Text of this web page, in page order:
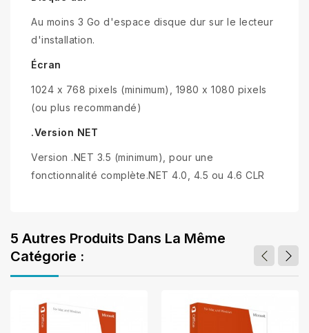
Au moins 3 Go d'espace disque dur sur le lecteur
d'installation.
Écran
1024 x 768 pixels (minimum), 1980 x 1080 pixels
(ou plus recommandé)
.Version NET
Version .NET 3.5 (minimum), pour une
fonctionnalité complète.NET 4.0, 4.5 ou 4.6 CLR
5 Autres Produits Dans La Même
Catégorie :